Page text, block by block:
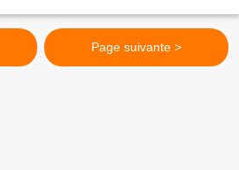
Page suivante >